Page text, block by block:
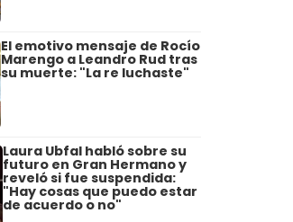
El emotivo mensaje de Rocío
Marengo a Leandro Rud tras
su muerte: "La re luchaste"
Laura Ubfal habló sobre su
futuro en Gran Hermano y
reveló si fue suspendida:
"Hay cosas que puedo estar
de acuerdo o no"